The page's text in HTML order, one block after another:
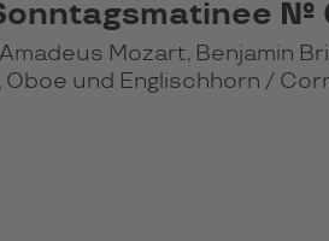
№
Mozart, Benjamin
Oboe und Englischhorn /